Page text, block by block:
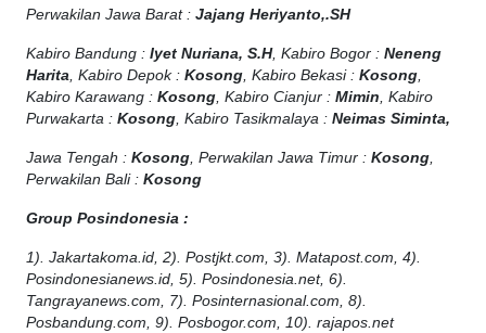
Perwakilan Jawa Barat : Jajang Heriyanto,.SH
Kabiro Bandung : Iyet Nuriana, S.H, Kabiro Bogor : Neneng
Harita, Kabiro Depok : Kosong, Kabiro Bekasi : Kosong,
Kabiro Karawang : Kosong, Kabiro Cianjur : Mimin, Kabiro
Purwakarta : Kosong, Kabiro Tasikmalaya : Neimas Siminta,
Jawa Tengah : Kosong, Perwakilan Jawa Timur : Kosong,
Perwakilan Bali : Kosong
Group Posindonesia :
1). Jakartakoma.id, 2). Postjkt.com, 3). Matapost.com, 4).
Posindonesianews.id, 5). Posindonesia.net, 6).
Tangrayanews.com, 7). Posinternasional.com, 8).
Posbandung.com, 9). Posbogor.com, 10). rajapos.net